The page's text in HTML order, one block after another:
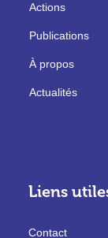
Actions
Publications
À propos
Actualités
Liens
Contact